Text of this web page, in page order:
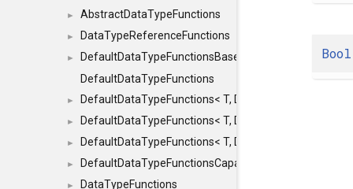
► AbstractDataTypeFunctions
► DataTypeReferenceFunctions
►
DefaultDataTypeFunctionsBase
DefaultDataTypeFunctions
► DefaultDataTypeFunctions< T,
► DefaultDataTypeFunctions< T,
► DefaultDataTypeFunctions< T, DATATYPEMODE::BIG >
► DefaultDataTypeFunctionsCapabilityFlags
► DataTypeFunctions
Bool